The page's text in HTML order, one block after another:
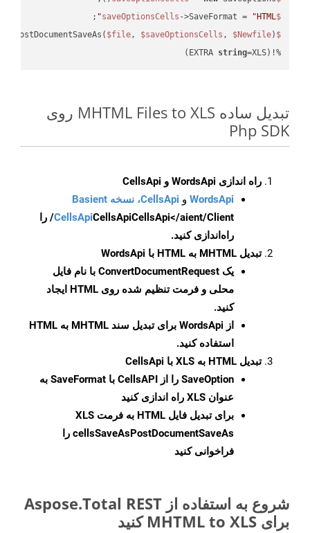
$saveOptionsCells
->SaveFormat = "HTML"
;
$cellsApiResult
$file, $saveOptionsCells , $Newfile
%!(EXTRA
string=XLS)
تبدیل ساده MHTML Files to XLS روی
Php SDK
راه اندازی WordsApi و CellsApi
WordsApi و CellsApi، نسخه Basient
CellsApiCellsApi
CellsApi</aient/Client/ را
راه‌اندازی کنید.
تبدیل MHTML به HTML با WordsApi
یک ConvertDocumentRequest با نام فایل
محلی و فرمت تنظیم شده روی HTML ایجاد
کنید.
از WordsApi برای تبدیل سند MHTML به HTML
استفاده کنید.
تبدیل HTML به XLS با CellsApi
SaveOption
را از CellsAPI با SaveFormat به
عنوان XLS راه اندازی کنید
برای تبدیل فایل HTML به فرمت
XLS
cellsSaveAsPostDocumentSaveAs را
فراخوانی کنید
شروع به استفاده از Aspose.Total REST
برای MHTML to XLS کنید